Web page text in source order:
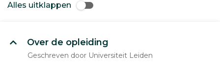
Alles uitklappen
Over de opleiding
Geschreven door Universiteit Leiden